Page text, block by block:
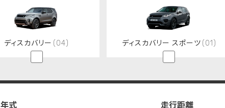
ディスカバリー (04) ディスカバリー スポーツ (01)
年式 走行距離